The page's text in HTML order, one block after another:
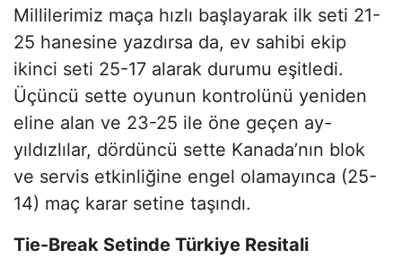
Millilerimiz maça hızlı başlayarak ilk seti 21-
25 hanesine yazdırsa da, ev sahibi ekip
ikinci seti 25-17 alarak durumu eşitledi.
Üçüncü sette oyunun kontrolünü yeniden
eline alan ve 23-25 ile öne geçen ay-
yıldızlılar, dördüncü sette Kanada’nın blok
ve servis etkinliğine engel olamayınca (25-
14) maç karar setine taşındı.
Tie-Break Setinde Türkiye Resitali